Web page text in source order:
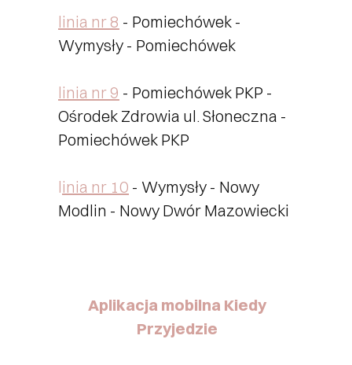
linia nr 8 - Pomiechówek -
Wymysły - Pomiechówek
linia nr 9 - Pomiechówek PKP -
Ośrodek Zdrowia ul. Słoneczna -
Pomiechówek PKP
linia nr 10 - Wymysły - Nowy
Modlin - Nowy Dwór Mazowiecki
Aplikacja mobilna Kiedy
Przyjedzie